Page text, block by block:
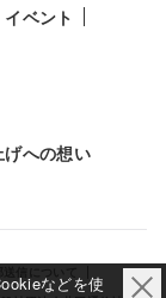
イベント
への想い
などを使